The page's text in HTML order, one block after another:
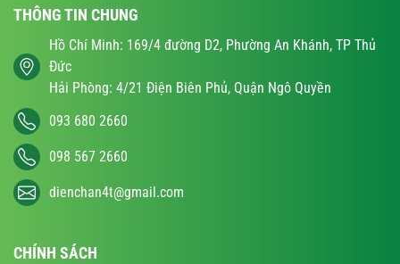
THÔNG TIN CHUNG
Hồ Chí Minh: 169/4 đường D2, Phường An Khánh, TP Thủ
Đức
Hải Phòng: 4/21 Điện Biên Phủ, Quận Ngô Quyền
093 680 2660
098 567 2660
dienchan4t@gmail.com
CHÍNH SÁCH